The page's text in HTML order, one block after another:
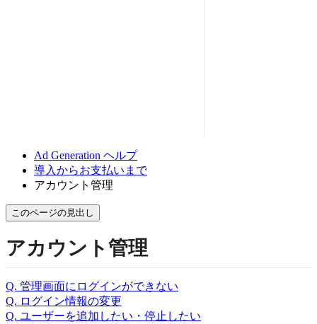
Ad Generation ヘルプ
導入からお支払いまで
アカウント管理
このページの見出し
アカウント管理
Q. 管理画面にログインができない
Q. ログイン情報の変更
Q. ユーザーを追加したい・停止したい